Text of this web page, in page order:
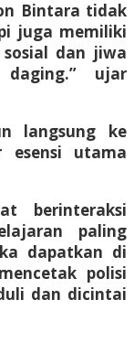
Bintara tidak
juga memiliki
dan jiwa
daging.” ujar
langsung ke
esensi utama
berinteraksi
paling
dapatkan di
polisi
dan dicintai